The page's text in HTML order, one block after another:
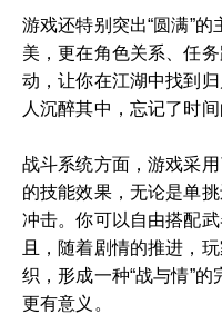
游戏还特别突出“圆满”
美，更在角色关系、任
动，让你在江湖中找到
人沉醉其中，忘记了时间
战斗系统方面，游戏采
的技能效果，无论是单
冲击。你可以自由搭配
且，随着剧情的推进，
织，形成一种“战与情”
更有意义。